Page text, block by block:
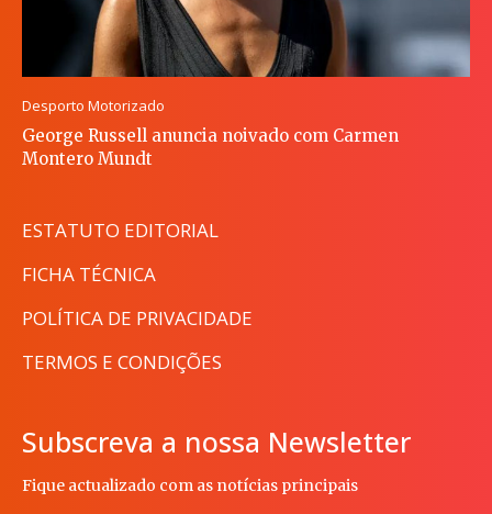
Desporto Motorizado
George Russell anuncia noivado com Carmen
Montero Mundt
ESTATUTO EDITORIAL
FICHA TÉCNICA
POLÍTICA DE PRIVACIDADE
TERMOS E CONDIÇÕES
Subscreva a nossa Newsletter
Fique actualizado com as notícias principais